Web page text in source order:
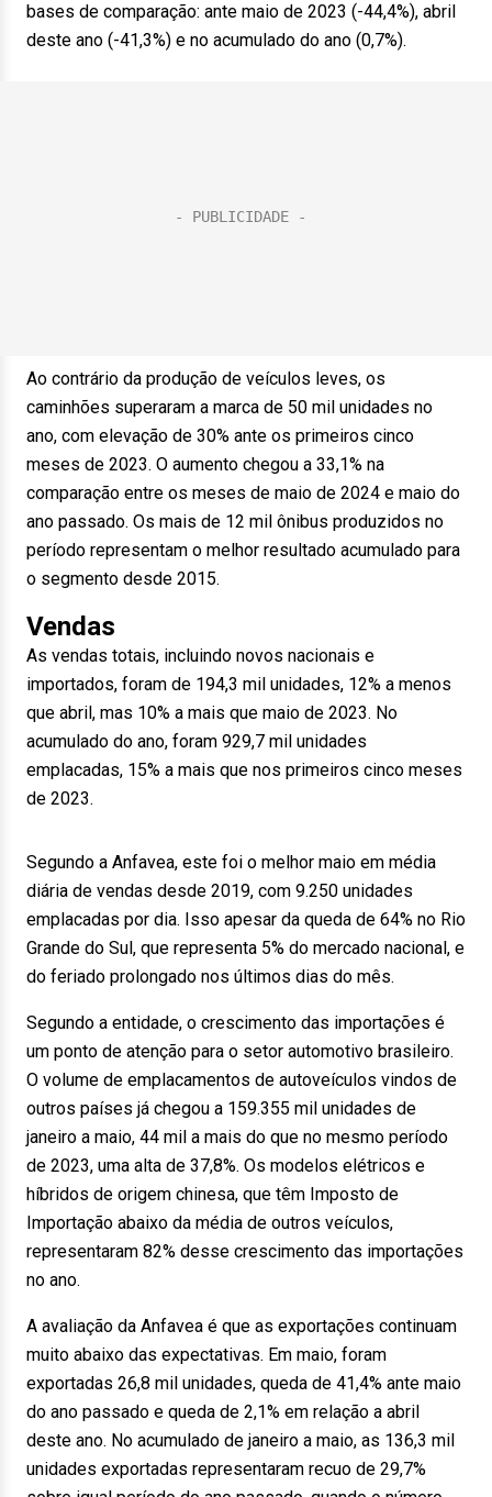
bases de comparação: ante maio de 2023 (-44,4%), abril
deste ano (-41,3%) e no acumulado do ano (0,7%).
Ao contrário da produção de veículos leves, os
caminhões superaram a marca de 50 mil unidades no
ano, com elevação de 30% ante os primeiros cinco
meses de 2023. O aumento chegou a 33,1% na
comparação entre os meses de maio de 2024 e maio do
ano passado. Os mais de 12 mil ônibus produzidos no
período representam o melhor resultado acumulado para
o segmento desde 2015.
Vendas
As vendas totais, incluindo novos nacionais e
importados, foram de 194,3 mil unidades, 12% a menos
que abril, mas 10% a mais que maio de 2023. No
acumulado do ano, foram 929,7 mil unidades
emplacadas, 15% a mais que nos primeiros cinco meses
de 2023.
Segundo a Anfavea, este foi o melhor maio em média
diária de vendas desde 2019, com 9.250 unidades
emplacadas por dia. Isso apesar da queda de 64% no Rio
Grande do Sul, que representa 5% do mercado nacional, e
do feriado prolongado nos últimos dias do mês.
Segundo a entidade, o crescimento das importações é
um ponto de atenção para o setor automotivo brasileiro.
O volume de emplacamentos de autoveículos vindos de
outros países já chegou a 159.355 mil unidades de
janeiro a maio, 44 mil a mais do que no mesmo período
de 2023, uma alta de 37,8%. Os modelos elétricos e
híbridos de origem chinesa, que têm Imposto de
Importação abaixo da média de outros veículos,
representaram 82% desse crescimento das importações
no ano.
A avaliação da Anfavea é que as exportações continuam
muito abaixo das expectativas. Em maio, foram
exportadas 26,8 mil unidades, queda de 41,4% ante maio
do ano passado e queda de 2,1% em relação a abril
deste ano. No acumulado de janeiro a maio, as 136,3 mil
unidades exportadas representaram recuo de 29,7%